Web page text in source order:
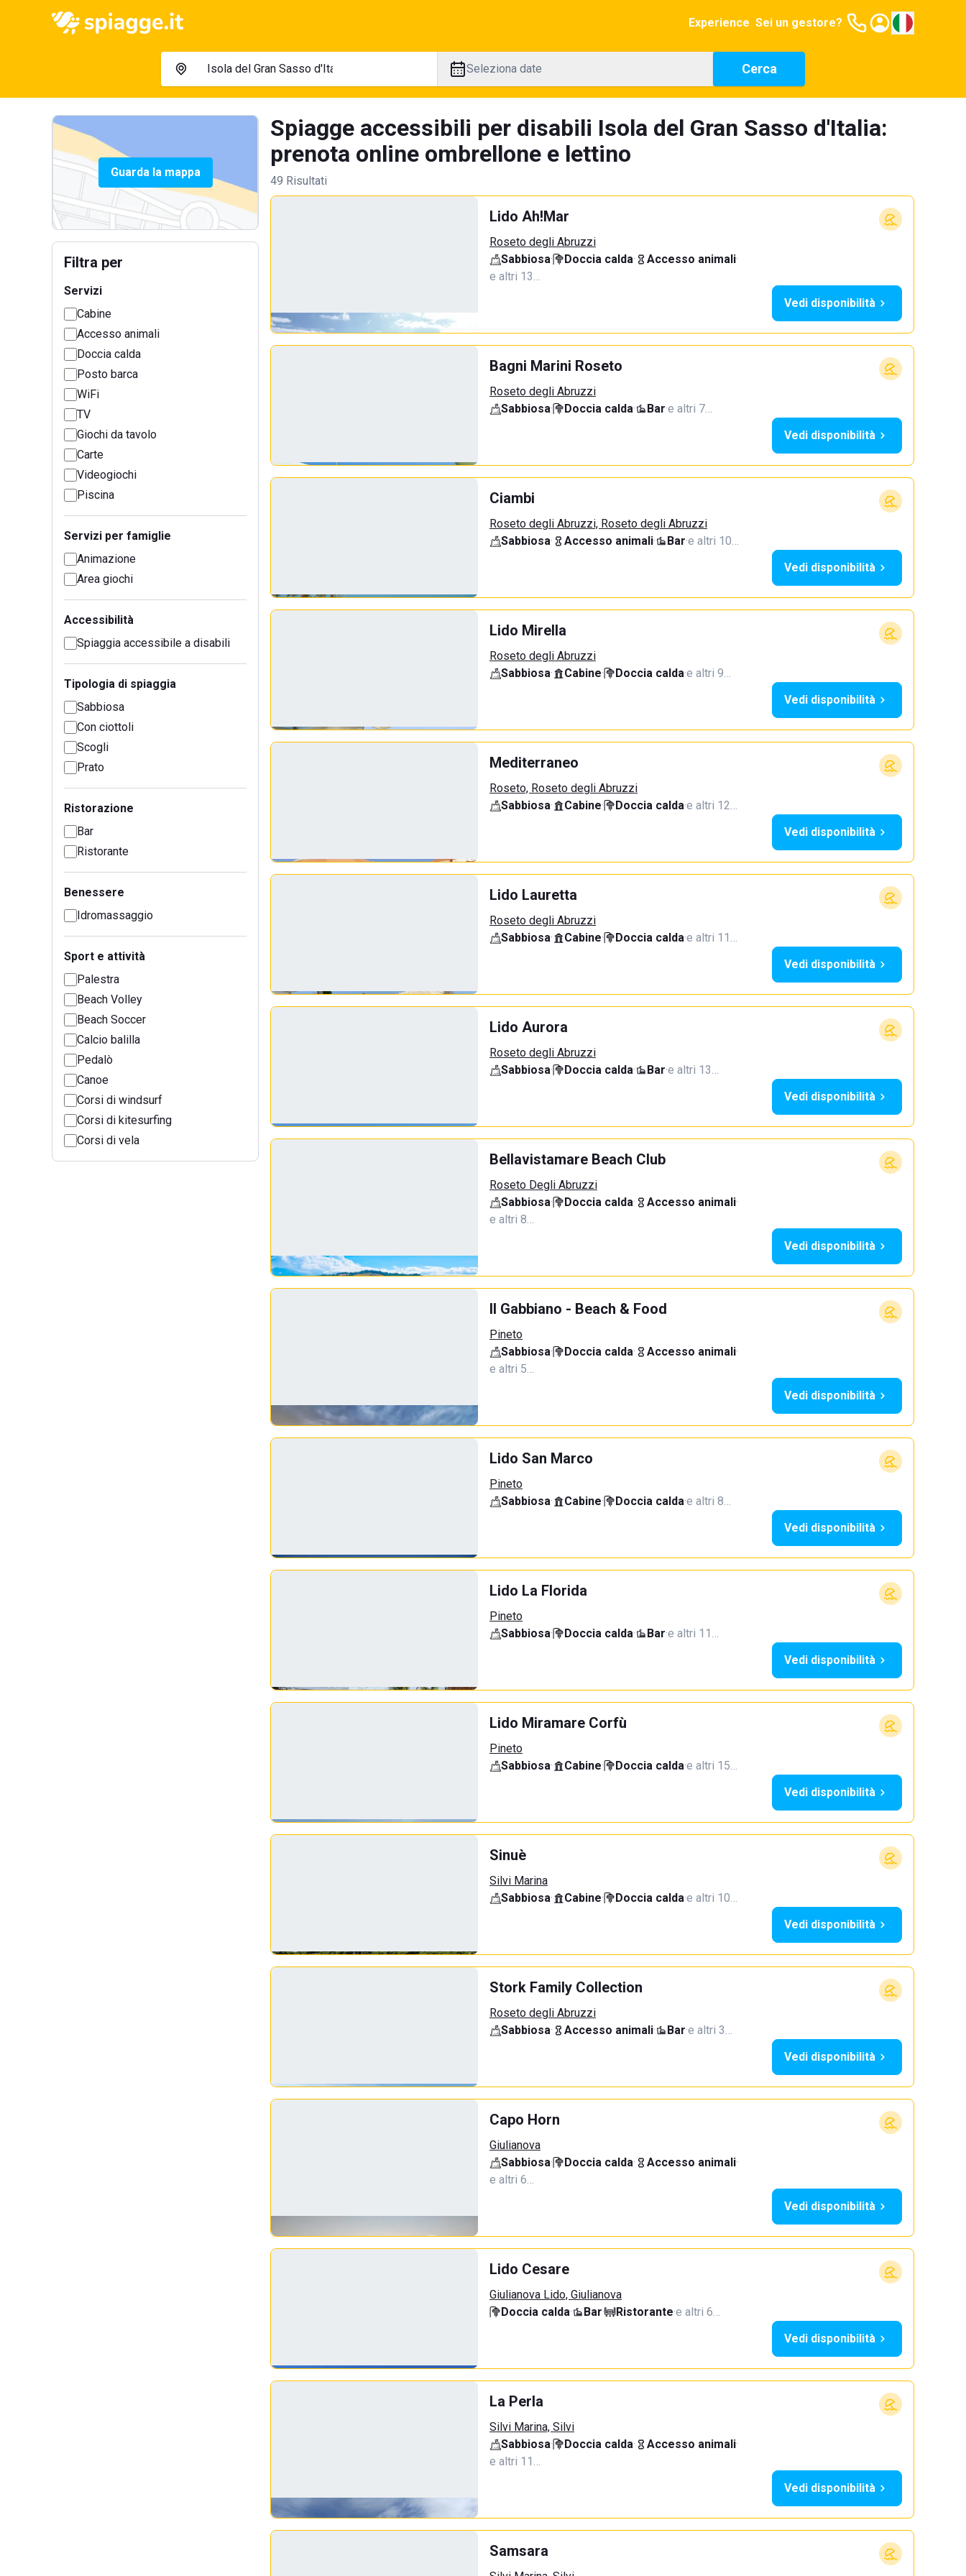
Experience Sei un gestore?
Seleziona date Cerca
Guarda la mappa
Filtra per
Servizi
Cabine
Accesso animali
Doccia calda
Posto barca
WiFi
TV
Giochi da tavolo
Carte
Videogiochi
Piscina
Servizi per famiglie
Animazione
Area giochi
Accessibilità
Spiaggia accessibile a disabili
Tipologia di spiaggia
Sabbiosa
Con ciottoli
Scogli
Prato
Ristorazione
Bar
Ristorante
Benessere
Idromassaggio
Sport e attività
Palestra
Beach Volley
Beach Soccer
Calcio balilla
Pedalò
Canoe
Corsi di windsurf
Corsi di kitesurfing
Corsi di vela
Spiagge accessibili per disabili Isola del Gran Sasso d'Italia:
prenota online ombrellone e lettino
49 Risultati
Lido Ah!Mar
Roseto degli Abruzzi
Sabbiosa· Doccia calda· Accesso animali·
e altri 13…
Vedi disponibilità
Bagni Marini Roseto
Roseto degli Abruzzi
Sabbiosa· Doccia calda· Bar·e altri 7…
Vedi disponibilità
Ciambi
Roseto degli Abruzzi, Roseto degli Abruzzi
Sabbiosa· Accesso animali· Bar·e altri 10…
Vedi disponibilità
Lido Mirella
Roseto degli Abruzzi
Sabbiosa· Cabine· Doccia calda·e altri 9…
Vedi disponibilità
Mediterraneo
Roseto, Roseto degli Abruzzi
Sabbiosa· Cabine· Doccia calda·e altri 12…
Vedi disponibilità
Lido Lauretta
Roseto degli Abruzzi
Sabbiosa· Cabine· Doccia calda·e altri 11…
Vedi disponibilità
Lido Aurora
Roseto degli Abruzzi
Sabbiosa· Doccia calda· Bar·e altri 13…
Vedi disponibilità
Bellavistamare Beach Club
Roseto Degli Abruzzi
Sabbiosa· Doccia calda· Accesso animali·
e altri 8…
Vedi disponibilità
Il Gabbiano - Beach & Food
Pineto
Sabbiosa· Doccia calda· Accesso animali·
e altri 5…
Vedi disponibilità
Lido San Marco
Pineto
Sabbiosa· Cabine· Doccia calda·e altri 8…
Vedi disponibilità
Lido La Florida
Pineto
Sabbiosa· Doccia calda· Bar·e altri 11…
Vedi disponibilità
Lido Miramare Corfù
Pineto
Sabbiosa· Cabine· Doccia calda·e altri 15…
Vedi disponibilità
Sinuè
Silvi Marina
Sabbiosa· Cabine· Doccia calda·e altri 10…
Vedi disponibilità
Stork Family Collection
Roseto degli Abruzzi
Sabbiosa· Accesso animali· Bar·e altri 3…
Vedi disponibilità
Capo Horn
Giulianova
Sabbiosa· Doccia calda· Accesso animali·
e altri 6…
Vedi disponibilità
Lido Cesare
Giulianova Lido, Giulianova
Doccia calda· Bar· Ristorante·e altri 6…
Vedi disponibilità
La Perla
Silvi Marina, Silvi
Sabbiosa· Doccia calda· Accesso animali·
e altri 11…
Vedi disponibilità
Samsara